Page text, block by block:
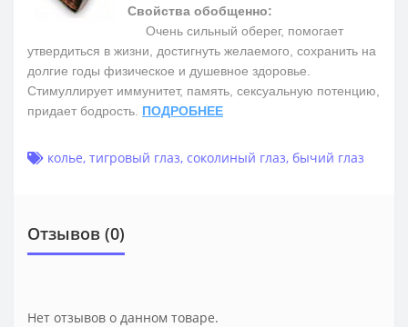
Свойства обобщенно:
Очень сильный оберег, помогает
утвердиться в жизни, достигнуть желаемого, сохранить на
долгие годы физическое и душевное здоровье.
Cтимуллирует иммунитет, память, сексуальную потенцию,
придает бодрость. ПОДРОБНЕЕ
колье, тигровый глаз, соколиный глаз, бычий глаз
Отзывов (0)
Нет отзывов о данном товаре.